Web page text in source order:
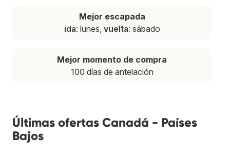
Mejor escapada
ida: lunes, vuelta: sábado
Mejor momento de compra
100 días de antelación
Últimas ofertas Canadá - Países
Bajos